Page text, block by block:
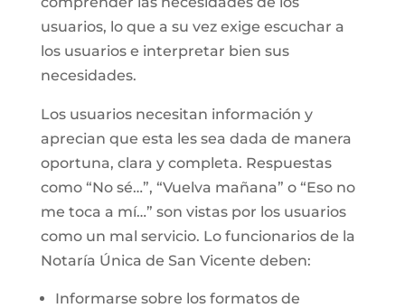
usuarios, lo que a su vez exige escuchar a
los usuarios e interpretar bien sus
necesidades.
Los usuarios necesitan información y
aprecian que esta les sea dada de manera
oportuna, clara y completa. Respuestas
como “No sé…”, “Vuelva mañana” o “Eso no
me toca a mí…” son vistas por los usuarios
como un mal servicio. Lo funcionarios de la
Notaría Única de San Vicente deben:
Informarse sobre los formatos de